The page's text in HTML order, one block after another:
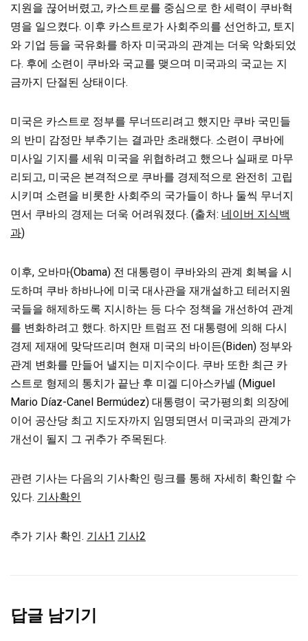
지원을 끊어버렸고, 카스트로를 중심으로 한 세력이 쿠바혁
명을 일으켰다. 이후 카스트로가 사회주의를 선언하고, 토지
와 기업 등을 국유화를 하자 미국과의 관계는 더욱 악화되었
다. 후에 소련이 쿠바와 국교를 맺으며 미국과의 국교는 지
금까지 단절된 상태이다.
미국은 카스트로 정부를 무너뜨리려고 했지만 쿠바 국민들
의 반미 감정만 부추기는 결과만 초래했다. 소련이 쿠바에
미사일 기지를 세워 미국을 위협하려고 했으나 실패로 마무
리되고, 미국은 본격적으로 쿠바를 경제적으로 완전히 고립
시키며 소련을 비롯한 사회주의 국가들이 하나 둘씩 무너지
면서 쿠바의 경제는 더욱 어려워졌다. (출처: 네이버 지식백
과)
이후, 오바마(Obama) 전 대통령이 쿠바와의 관계 회복을 시
도하며 쿠바 하바나에 미국 대사관을 재개설하고 테러지원
국들을 해제하도록 지시하는 등 다수 정책을 개선하여 관계
를 변화하려고 했다. 하지만 트럼프 전 대통령에 의해 다시
경제 제재에 맞닥뜨리며 현재 미국의 바이든(Biden) 정부와
관계 변화를 만들어 낼지는 미지수이다. 쿠바 또한 최근 카
스트로 형제의 통치가 끝난 후 미겔 디아스카넬 (Miguel
Mario Díaz-Canel Bermúdez) 대통령이 국가평의회 의장에
이어 공산당 최고 지도자까지 임명되면서 미국과의 관계가
개선이 될지 그 귀추가 주목된다.
관련 기사는 다음의 기사확인 링크를 통해 자세히 확인할 수
있다. 기사확인
추가 기사 확인. 기사1 기사2
답글 남기기